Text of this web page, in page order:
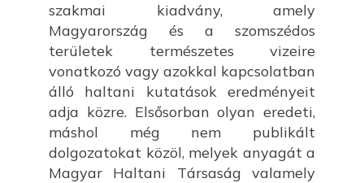
szakmai kiadvány, amely
Magyarország és a szomszédos
területek természetes vizeire
vonatkozó vagy azokkal kapcsolatban
álló haltani kutatások eredményeit
adja közre. Elsősorban olyan eredeti,
máshol még nem publikált
dolgozatokat közöl, melyek anyagát a
Magyar Haltani Társaság valamely